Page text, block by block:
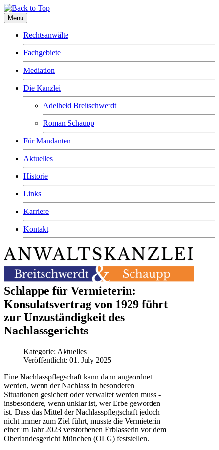
Menu
Rechtsanwälte
Fachgebiete
Mediation
Die Kanzlei
Adelheid Breitschwerdt
Roman Schaupp
Für Mandanten
Aktuelles
Historie
Links
Karriere
Kontakt
Schlappe für Vermieterin:
Konsulatsvertrag von 1929 führt
zur Unzuständigkeit des
Nachlassgerichts
Kategorie: Aktuelles
Veröffentlicht: 01. July 2025
Eine Nachlasspflegschaft kann dann angeordnet
werden, wenn der Nachlass in besonderen
Situationen gesichert oder verwaltet werden muss -
insbesondere, wenn unklar ist, wer Erbe geworden
ist. Dass das Mittel der Nachlasspflegschaft jedoch
nicht immer zum Ziel führt, musste die Vermieterin
einer im Jahr 2023 verstorbenen Erblasserin vor dem
Oberlandesgericht München (OLG) feststellen.